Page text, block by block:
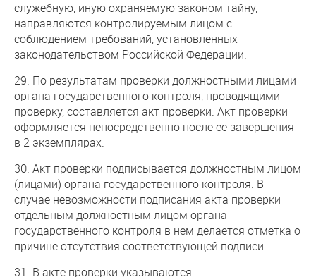
служебную, иную охраняемую законом тайну,
направляются контролируемым лицом с
соблюдением требований, установленных
законодательством Российской Федерации.
29. По результатам проверки должностными лицами
органа государственного контроля, проводящими
проверку, составляется акт проверки. Акт проверки
оформляется непосредственно после ее завершения
в 2 экземплярах.
30. Акт проверки подписывается должностным лицом
(лицами) органа государственного контроля. В
случае невозможности подписания акта проверки
отдельным должностным лицом органа
государственного контроля в нем делается отметка о
причине отсутствия соответствующей подписи.
31. В акте проверки указываются: